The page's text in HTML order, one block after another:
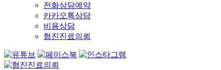
전화상담예약
카카오톡상담
비용상담
협진진료의뢰